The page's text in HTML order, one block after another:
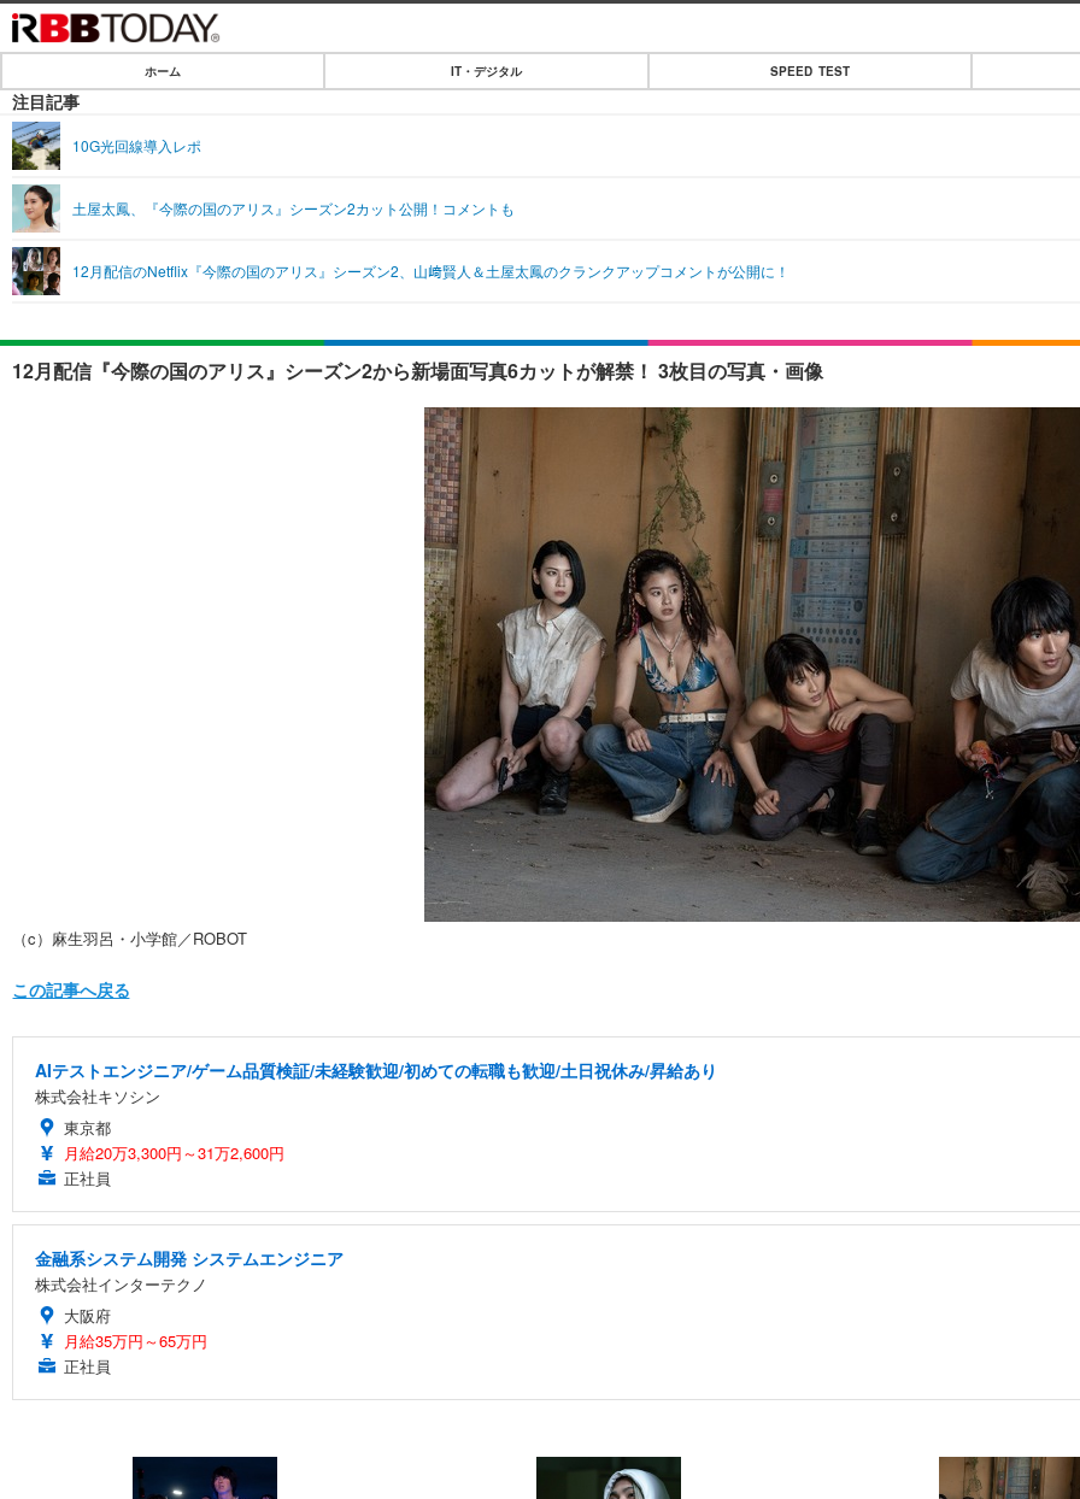
IT・デジタル
ショッピング
SPEED TEST
エンタメ
エンタメTOP
音楽
グラビア
ショッピング
ライフ
ライフTOP
ペット
その他
リリース一覧
ホーム IT・デジタル SPEED TEST
注目記事
10G光回線導入レポ
土屋太鳳、『今際の国のアリス』シーズン2カット公開！コメントも
12月配信のNetflix『今際の国のアリス』シーズン2、山﨑賢人＆土屋太鳳のクランクアップコメントが公開に！
12月配信『今際の国のアリス』シーズン2から新場面写真6カットが解禁！ 3枚目の写真・画像
（c）麻生羽呂・小学館／ROBOT
この記事へ戻る
AIテストエンジニア/ゲーム品質検証/未経験歓迎/初めての転職も歓迎/土日祝休み/昇給あり
株式会社キソシン
東京都
月給20万3,300円～31万2,600円
正社員
金融系システム開発 システムエンジニア
株式会社インターテクノ
大阪府
月給35万円～65万円
正社員